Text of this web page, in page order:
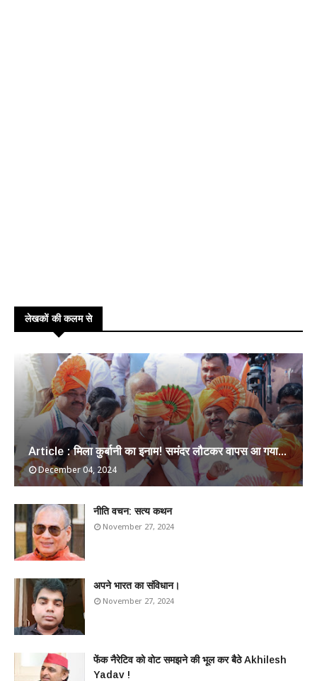
लेखकों की कलम से
Article : मिला कुर्बानी का इनाम! समंदर लौटकर वापस आ गया...
December 04, 2024
​नीति वचन: सत्य कथन
November 27, 2024
अपने भारत का संविधान।
November 27, 2024
फेंक नैरेटिव को वोट समझने की भूल कर बैठे Akhilesh
Yadav !